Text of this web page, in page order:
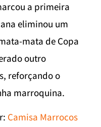
a primeira
eliminou um
mata de Copa
outro
reforçando o
marroquina.
Camisa Marrocos